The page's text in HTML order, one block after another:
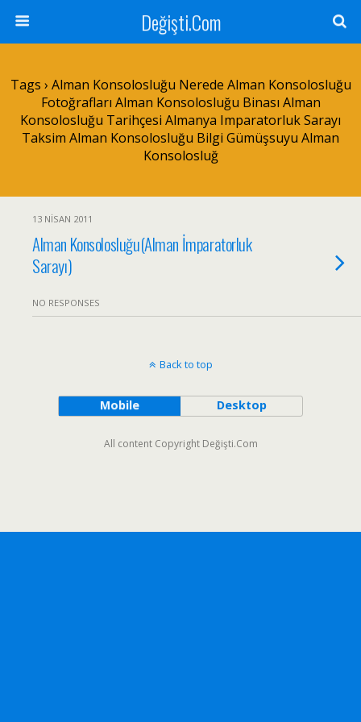
Değişti.Com
Tags › Alman Konsolosluğu Nerede Alman Konsolosluğu
Fotoğrafları Alman Konsolosluğu Binası Alman
Konsolosluğu Tarihçesi Almanya Imparatorluk Sarayı
Taksim Alman Konsolosluğu Bilgi Gümüşsuyu Alman
Konsolosluğ
13 NISAN 2011
Alman Konsolosluğu(Alman İmparatorluk
Sarayı)
NO RESPONSES
Back to top
Mobile Desktop
All content Copyright Değişti.Com